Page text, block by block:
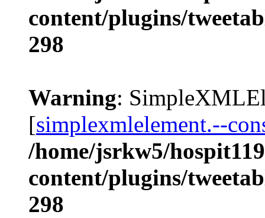
content/plugins/
298
Warning:
[simplexmlelement.--
/home/jsrkw5/
content/plugins/
298